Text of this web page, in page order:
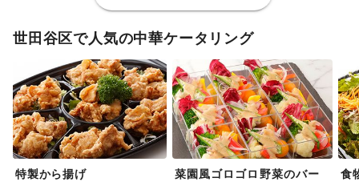
世田谷区で人気の中華ケータリング
特製から揚げ
菜園風ゴロゴロ野菜のバー
食